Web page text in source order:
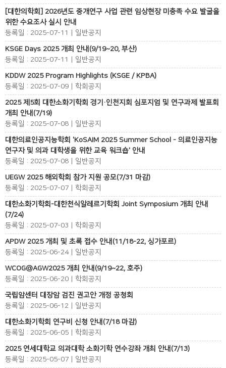
[대한의학회] 2026년도 중개연구 사업 관련 임상현장 미충족 수요 발굴을
위한 수요조사 실시 안내
등록일 : 2025-07-11 | 일반공지
KSGE Days 2025 개최 안내(9/19~20, 부산)
등록일 : 2025-07-11 | 일반공지
KDDW 2025 Program Highlights (KSGE / KPBA)
등록일 : 2025-07-09 | 학회공지
2025 제5회 대한소화기학회 경기·인천지회 심포지엄 및 연구과제 발표회
개최 안내(7/19)
등록일 : 2025-07-08 | 일반공지
대한의료인공지능학회 'KoSAIM 2025 Summer School - 의료인공지능
연구자 및 의과 대학생을 위한 교육 워크숍' 안내
등록일 : 2025-07-08 | 일반공지
UEGW 2025 해외학회 참가 지원 공모(7/31 마감)
등록일 : 2025-07-07 | 학회공지
대한소화기학회-대한천식알레르기학회 Joint Symposium 개최 안내
(7/24)
등록일 : 2025-07-03 | 학회공지
APDW 2025 개최 및 초록 접수 안내(11/18-22, 싱가포르)
등록일 : 2025-06-24 | 일반공지
WCOG@AGW2025 개최 안내(9/19~22, 호주)
등록일 : 2025-06-20 | 학회공지
국립암센터 대장암 검진 권고안 개정 공청회
등록일 : 2025-06-12 | 일반공지
대한소화기학회 연구비 신청 안내(7/18 마감)
등록일 : 2025-06-05 | 학회공지
2025 연세대학교 의과대학 소화기학 연수강좌 개최 안내(7/13)
등록일 : 2025-05-07 | 일반공지